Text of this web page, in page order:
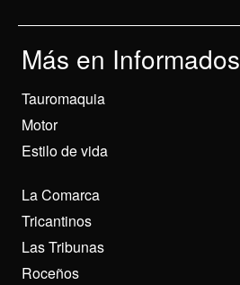
Más en Informados
Tauromaquia
Motor
Estilo de vida
La Comarca
Tricantinos
Las Tribunas
Roceños